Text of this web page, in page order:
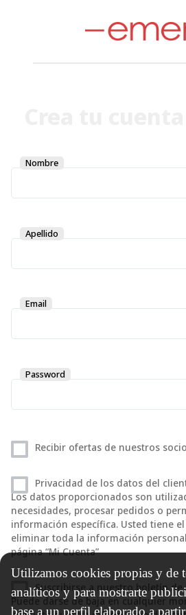
Nombre
Apellido
Email
Password
Recibir ofertas de nuestros
Privacidad de los datos del
Los datos proporcionados son
necesidades, procesar pedidos o
información específica. Usted tiene
eliminar toda la información
página “Mi Cuenta”
Suscribirse a nuestro boletín de
Puede darse de baja en cualquier
Utilizamos cookies propias y de
analíticos y para mostrarte
base a un perfil elaborado a